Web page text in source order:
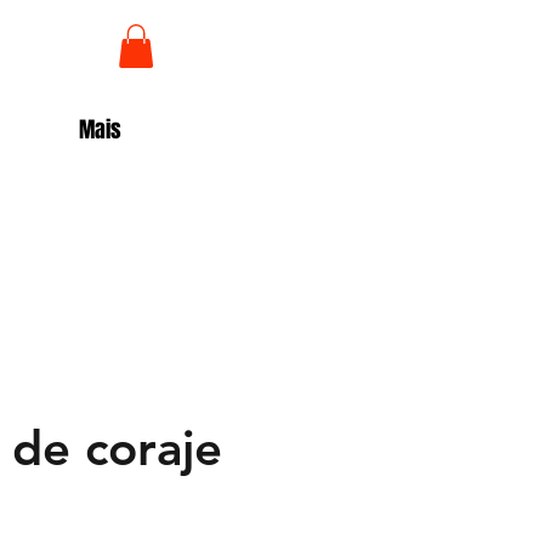
Iniciar sesión
Mais
de coraje